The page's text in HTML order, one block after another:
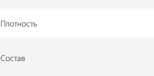
Плотность
Состав